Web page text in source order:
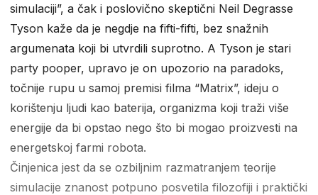
simulaciji”, a čak i poslovično skeptični Neil Degrasse
Tyson kaže da je negdje na fifti-fifti, bez snažnih
argumenata koji bi utvrdili suprotno. A Tyson je stari
party pooper, upravo je on upozorio na paradoks,
točnije rupu u samoj premisi filma “Matrix”, ideju o
korištenju ljudi kao baterija, organizma koji traži više
energije da bi opstao nego što bi mogao proizvesti na
energetskoj farmi robota.
Činjenica jest da se ozbiljnim razmatranjem teorije
simulacije znanost potpuno posvetila filozofiji i praktički